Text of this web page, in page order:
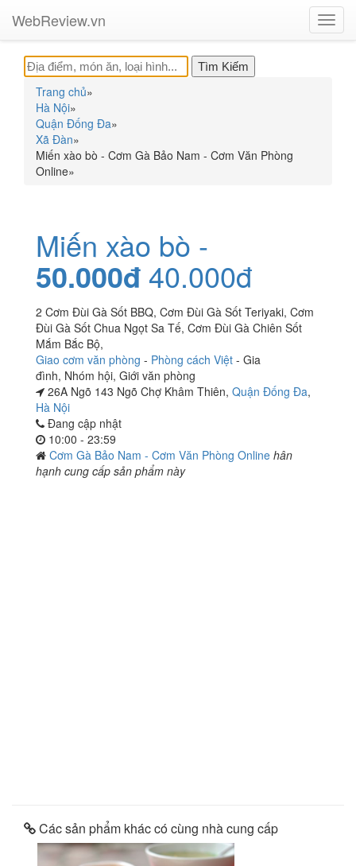
WebReview.vn
Trang chủ»
Hà Nội»
Quận Đống Đa»
Xã Đàn»
Miến xào bò - Cơm Gà Bảo Nam - Cơm Văn Phòng
Online»
Miến xào bò -
50.000đ 40.000đ
2 Cơm Đùi Gà Sốt BBQ, Cơm Đùi Gà Sốt Teriyaki, Cơm
Đùi Gà Sốt Chua Ngọt Sa Tế, Cơm Đùi Gà Chiên Sốt
Mắm Bắc Bộ,
Giao cơm văn phòng - Phòng cách Việt - Gia
đình, Nhóm hội, Giới văn phòng
26A Ngõ 143 Ngõ Chợ Khâm Thiên, Quận Đống Đa,
Hà Nội
Đang cập nhật
10:00 - 23:59
Cơm Gà Bảo Nam - Cơm Văn Phòng Online hân
hạnh cung cấp sản phẩm này
Các sản phẩm khác có cùng nhà cung cấp